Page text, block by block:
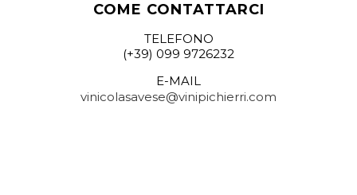
COME CONTATTARCI
TELEFONO
(+39) 099 9726232
E-MAIL
vinicolasavese@vinipichierri.com